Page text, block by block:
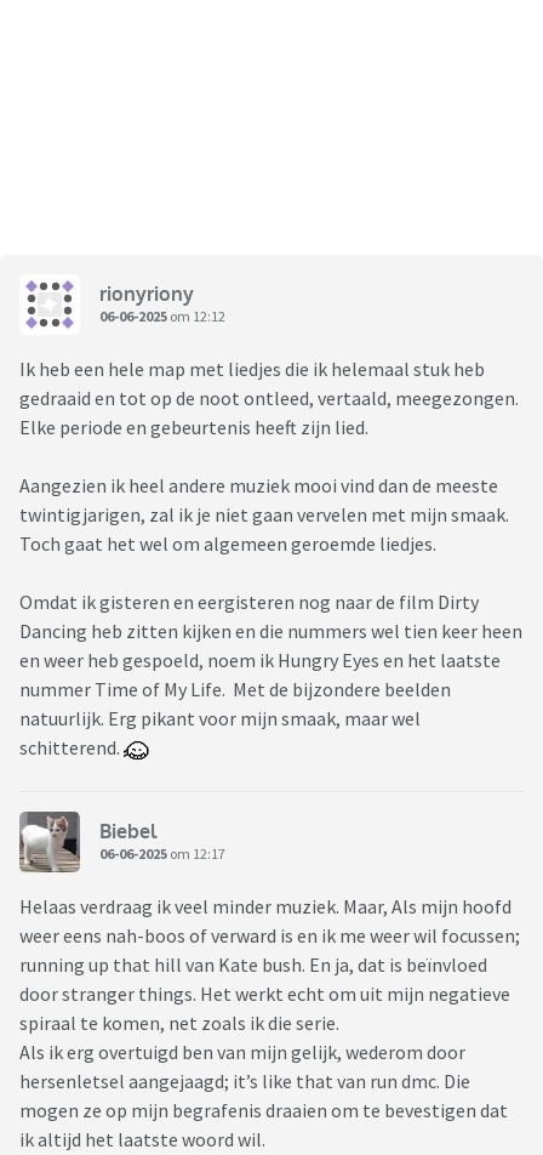
rionyriony
06-06-2025 om 12:12
Ik heb een hele map met liedjes die ik helemaal stuk heb
gedraaid en tot op de noot ontleed, vertaald, meegezongen.
Elke periode en gebeurtenis heeft zijn lied.
Aangezien ik heel andere muziek mooi vind dan de meeste
twintigjarigen, zal ik je niet gaan vervelen met mijn smaak.
Toch gaat het wel om algemeen geroemde liedjes.
Omdat ik gisteren en eergisteren nog naar de film Dirty
Dancing heb zitten kijken en die nummers wel tien keer heen
en weer heb gespoeld, noem ik Hungry Eyes en het laatste
nummer Time of My Life. Met de bijzondere beelden
natuurlijk. Erg pikant voor mijn smaak, maar wel
schitterend.
Biebel
06-06-2025 om 12:17
Helaas verdraag ik veel minder muziek. Maar, Als mijn hoofd
weer eens nah-boos of verward is en ik me weer wil focussen;
running up that hill van Kate bush. En ja, dat is beïnvloed
door stranger things. Het werkt echt om uit mijn negatieve
spiraal te komen, net zoals ik die serie.
Als ik erg overtuigd ben van mijn gelijk, wederom door
hersenletsel aangejaagd; it’s like that van run dmc. Die
mogen ze op mijn begrafenis draaien om te bevestigen dat
ik altijd het laatste woord wil.